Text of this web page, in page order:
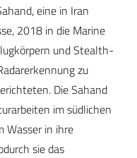
eine in Iran
2018 in die Marine
und Stealth-
zu
Die Sahand
im südlichen
Wasser in ihre
sie das